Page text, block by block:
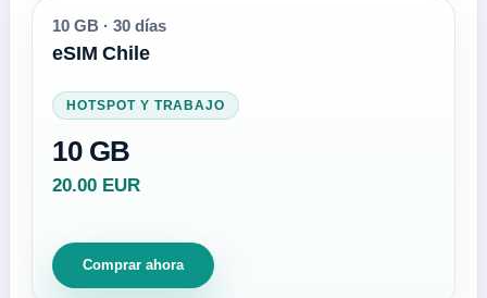
10 GB · 30 días
eSIM Chile
HOTSPOT Y TRABAJO
10 GB
20.00 EUR
Comprar ahora